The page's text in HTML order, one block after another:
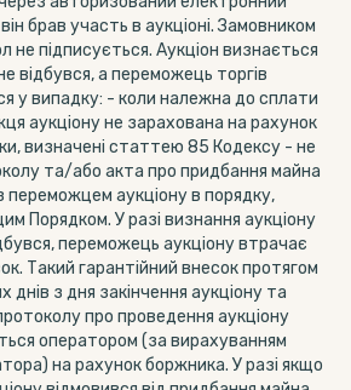
брав участь в аукціоні. Замовником
не підписується. Аукціон визнається
відбувся, а переможець торгів
у випадку: - коли належна до сплати
аукціону не зарахована на рахунок
визначені статтею 85 Кодексу - не
та/або акта про придбання майна
переможцем аукціону в порядку,
Порядком. У разі визнання аукціону
переможець аукціону втрачає
Такий гарантійний внесок протягом
днів з дня закінчення аукціону та
про проведення аукціону
оператором (за вирахуванням
на рахунок боржника. У разі якщо